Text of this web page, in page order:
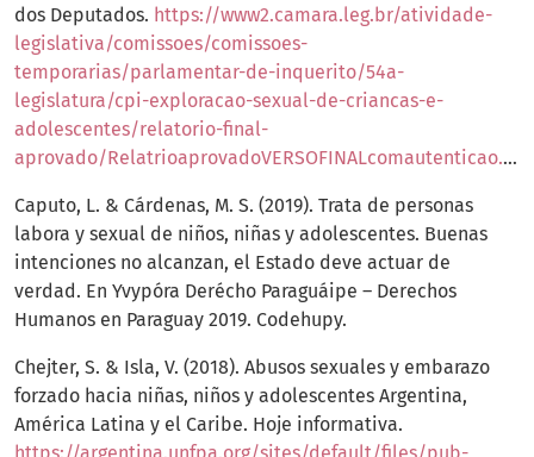
dos Deputados. https://www2.camara.leg.br/atividade-
legislativa/comissoes/comissoes-
temporarias/parlamentar-de-inquerito/54a-
legislatura/cpi-exploracao-sexual-de-criancas-e-
adolescentes/relatorio-final-
aprovado/RelatrioaprovadoVERSOFINALcomautenticao.pdf
Caputo, L. & Cárdenas, M. S. (2019). Trata de personas
labora y sexual de niños, niñas y adolescentes. Buenas
intenciones no alcanzan, el Estado deve actuar de
verdad. En Yvypóra Derécho Paraguáipe – Derechos
Humanos en Paraguay 2019. Codehupy.
Chejter, S. & Isla, V. (2018). Abusos sexuales y embarazo
forzado hacia niñas, niños y adolescentes Argentina,
América Latina y el Caribe. Hoje informativa.